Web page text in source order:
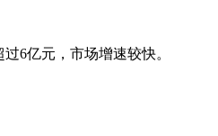
6亿元，市场增速较快。